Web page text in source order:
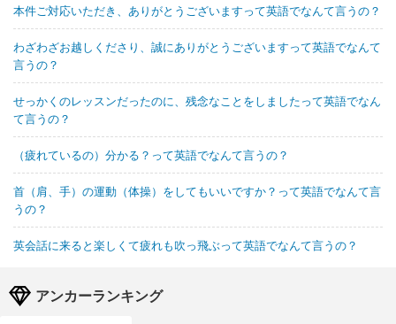
本件ご対応いただき、ありがとうございますって英語でなんて言うの？
わざわざお越しくださり、誠にありがとうございますって英語でなんて
言うの？
せっかくのレッスンだったのに、残念なことをしましたって英語でなん
て言うの？
（疲れているの）分かる？って英語でなんて言うの？
首（肩、手）の運動（体操）をしてもいいですか？って英語でなんて言
うの？
英会話に来ると楽しくて疲れも吹っ飛ぶって英語でなんて言うの？
アンカーランキング